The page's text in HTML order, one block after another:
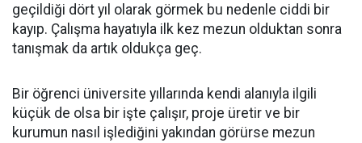
geçildiği dört yıl olarak görmek bu nedenle ciddi bir
kayıp. Çalışma hayatıyla ilk kez mezun olduktan sonra
tanışmak da artık oldukça geç.
Bir öğrenci üniversite yıllarında kendi alanıyla ilgili
küçük de olsa bir işte çalışır, proje üretir ve bir
kurumun nasıl işlediğini yakından görürse mezun